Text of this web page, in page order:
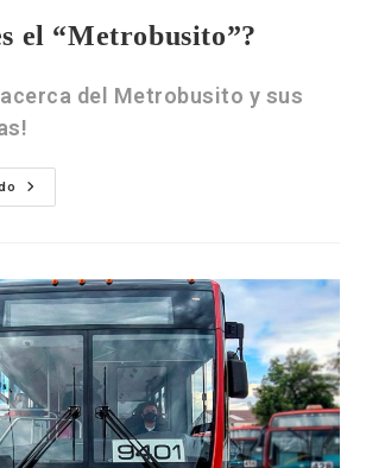
el “Metrobusito”?
acerca del Metrobusito y sus